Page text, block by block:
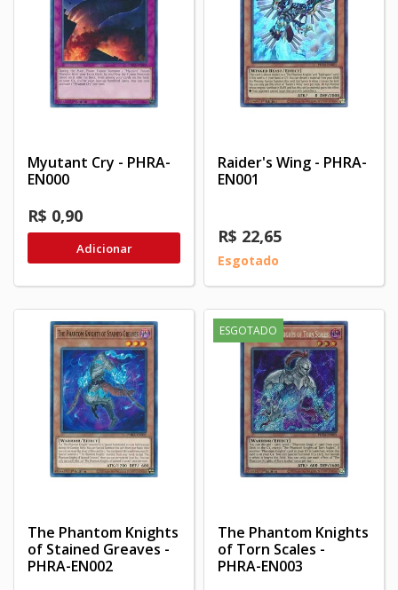
Myutant Cry - PHRA-
EN000
R$ 0,90
Adicionar
Raider's Wing - PHRA-
EN001
R$ 22,65
Esgotado
The Phantom Knights
of Stained Greaves -
PHRA-EN002
ESGOTADO
The Phantom Knights
of Torn Scales -
PHRA-EN003